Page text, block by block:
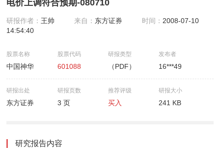
电价上调符合预期-080710
研报作者： 王帅 来自： 东方证券 时间： 2008-07-10
14:54:40
股票名称
中国神华
股票代码
601088
研报类型
（PDF）
发布者
16***49
研报出处
东方证券
研报页数
3 页
推荐评级
买入
研报大小
241 KB
研究报告内容